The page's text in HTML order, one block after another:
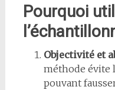
Pourquoi
Objectivité et
méthode évite
pouvant